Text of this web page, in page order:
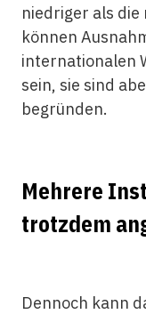
niedriger als die
können
internationalen
sein, sie sind
begründen.
Mehrere
trotzdem
Dennoch kann